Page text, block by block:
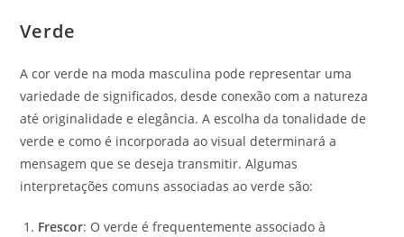
Verde
A cor verde na moda masculina pode representar uma
variedade de significados, desde conexão com a natureza
até originalidade e elegância. A escolha da tonalidade de
verde e como é incorporada ao visual determinará a
mensagem que se deseja transmitir. Algumas
interpretações comuns associadas ao verde são:
Frescor: O verde é frequentemente associado à